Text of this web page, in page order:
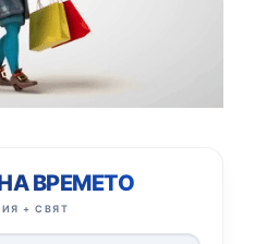
ВРЕМЕТО
+ СВЯТ